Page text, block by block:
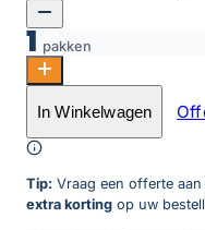
1 pakken
Cervo visgraat XL 21
Toevoegen aan
In Winkelwagen
Tip: Vraag een offerte
extra korting op uw